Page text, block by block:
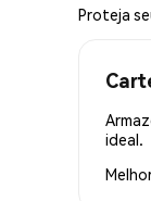
Proteja
ideal.